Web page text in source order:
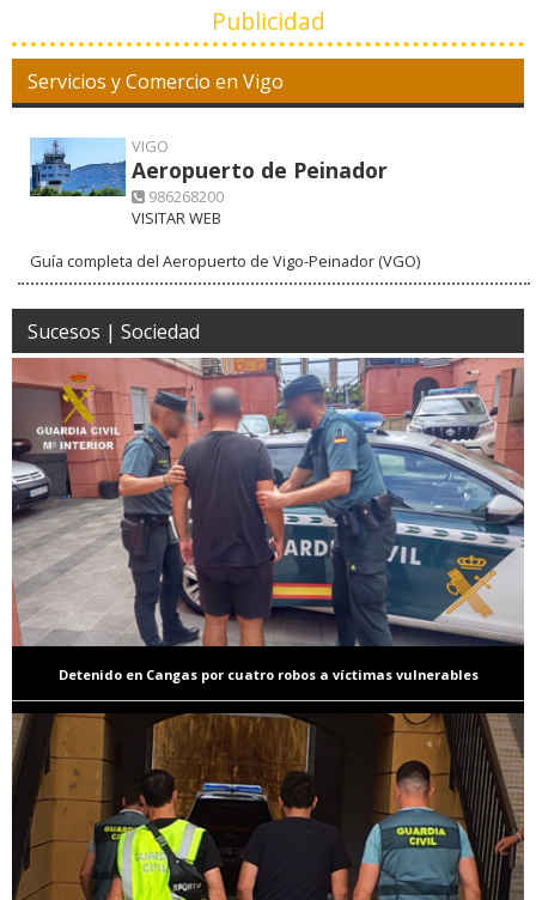
Publicidad
Servicios y Comercio en Vigo
VIGO
Aeropuerto de Peinador
986268200
VISITAR WEB
Guía completa del Aeropuerto de Vigo-Peinador (VGO)
Sucesos | Sociedad
Detenido en Cangas por cuatro robos a víctimas vulnerables